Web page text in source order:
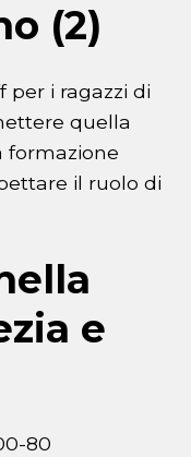
(2)
per i ragazzi di
quella
formazione
il ruolo di
e
80